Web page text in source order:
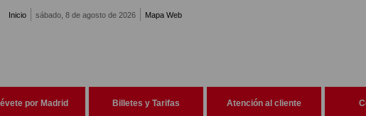
Inicio sábado, 8 de agosto de 2026 Mapa Web
por Madrid Billetes y Tarifas Atención al cliente